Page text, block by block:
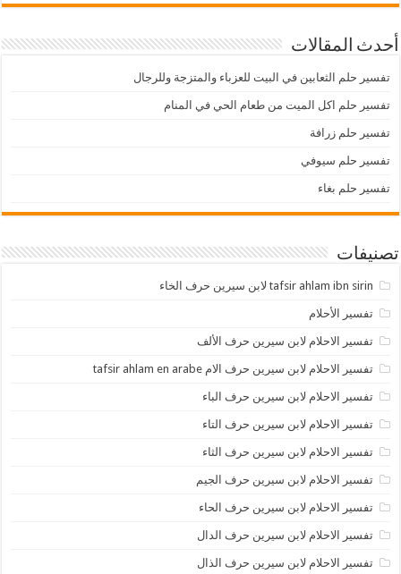
أحدث المقالات
تفسير حلم الثعابين في البيت للعزباء والمتزجة وللرجال
تفسير حلم اكل الميت من طعام الحي في المنام
تفسير حلم زرافة
تفسير حلم سيوفي
تفسير حلم بغاء
تصنيفات
tafsir ahlam ibn sirin لابن سيرين حرف الخاء
تفسير الأحلام
تفسير الاحلام لابن سيرين حرف الألف
تفسير الاحلام لابن سيرين حرف الام tafsir ahlam en arabe
تفسير الاحلام لابن سيرين حرف الباء
تفسير الاحلام لابن سيرين حرف التاء
تفسير الاحلام لابن سيرين حرف الثاء
تفسير الاحلام لابن سيرين حرف الجيم
تفسير الاحلام لابن سيرين حرف الحاء
تفسير الاحلام لابن سيرين حرف الدال
تفسير الاحلام لابن سيرين حرف الذال